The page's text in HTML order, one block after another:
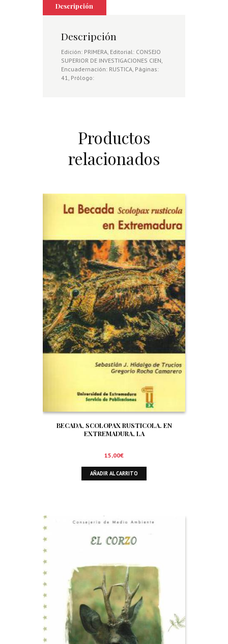
Descripción
Descripción
Edición: PRIMERA, Editorial: CONSEJO
SUPERIOR DE INVESTIGACIONES CIEN,
Encuadernación: RUSTICA, Páginas:
41, Prólogo:
Productos
relacionados
BECADA, SCOLOPAX RUSTICOLA. EN
EXTREMADURA, LA
15,00€
AÑADIR AL CARRITO